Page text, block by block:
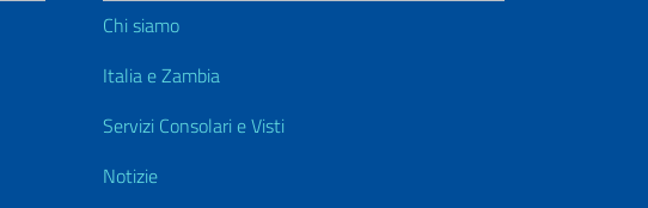
Chi siamo
Italia e Zambia
Servizi Consolari e Visti
Notizie